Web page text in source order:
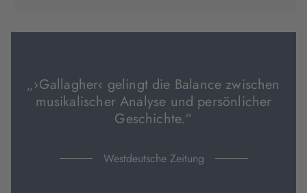
Tab
Tab
Tab
„›Gallagher‹ gelingt die Balance zwischen
musikalischer Analyse und persönlicher
Geschichte.“
Westdeutsche Zeitung